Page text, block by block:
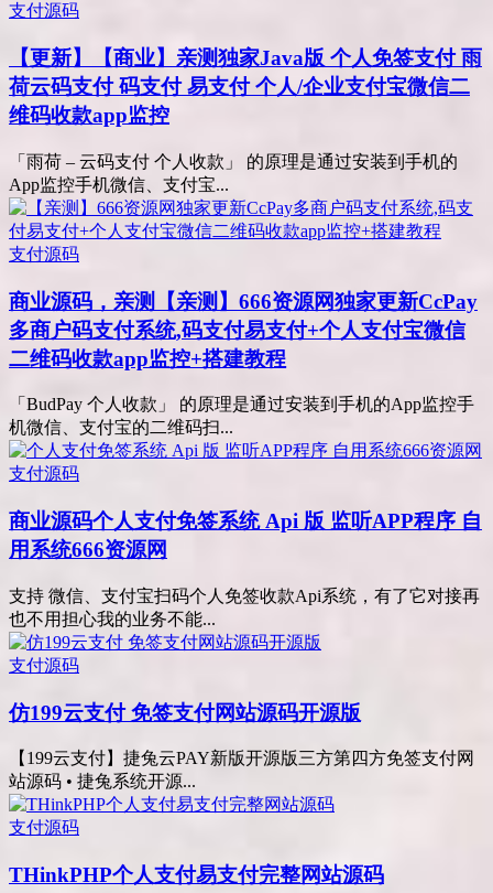
支付源码
【更新】【商业】亲测独家Java版 个人免签支付 雨
荷云码支付 码支付 易支付 个人/企业支付宝微信二
维码收款app监控
「雨荷 – 云码支付 个人收款」 的原理是通过安装到手机的
App监控手机微信、支付宝...
支付源码
商业源码，亲测
【亲测】666资源网独家更新CcPay
多商户码支付系统,码支付易支付+个人支付宝微信
二维码收款app监控+搭建教程
「BudPay 个人收款」 的原理是通过安装到手机的App监控手
机微信、支付宝的二维码扫...
支付源码
商业源码个人支付免签系统 Api 版 监听APP程序 自
用系统666资源网
支持 微信、支付宝扫码个人免签收款Api系统，有了它对接再
也不用担心我的业务不能...
支付源码
仿199云支付 免签支付网站源码开源版
【199云支付】捷兔云PAY新版开源版三方第四方免签支付网
站源码 • 捷兔系统开源...
支付源码
THinkPHP个人支付易支付完整网站源码